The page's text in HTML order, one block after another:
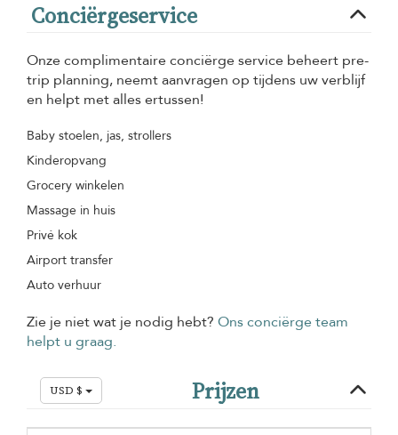
Conciërgeservice
Onze complimentaire conciërge service beheert pre-
trip planning, neemt aanvragen op tijdens uw verblijf
en helpt met alles ertussen!
Baby stoelen, jas, strollers
Kinderopvang
Grocery winkelen
Massage in huis
Privé kok
Airport transfer
Auto verhuur
Zie je niet wat je nodig hebt? Ons conciërge team
helpt u graag.
USD $ Prijzen